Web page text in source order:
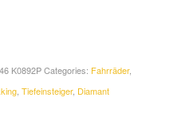
K0892P Categories: Fahrräder,
, Tiefeinsteiger, Diamant